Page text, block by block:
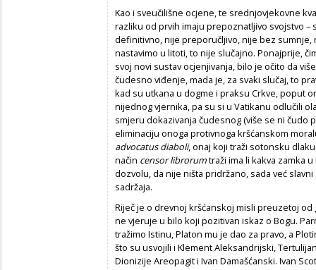
Kao i sveučilišne ocjene, te srednjovjekovne
razliku od prvih imaju prepoznatljivo svojstvo –
definitivno, nije preporučljivo, nije bez sumnje,
nastavimo u litoti, to nije slučajno. Ponajprije,
svoj novi sustav ocjenjivanja, bilo je očito da
čudesno viđenje, mada je, za svaki slučaj, to
kad su utkana u dogme i praksu Crkve, poput
nijednog vjernika, pa su si u Vatikanu odlučili
smjeru dokazivanja čudesnog (više se ni čudo
eliminaciju onoga protivnoga kršćanskom
advocatus diaboli, onaj koji traži sotonsku
način censor librorumtraži ima li kakva zamka
dozvolu, da nije ništa pridržano, sada već slavni
sadržaja.
Riječ je o drevnoj kršćanskoj misli preuzetoj
ne vjeruje u bilo koji pozitivan iskaz o Bogu.
tražimo Istinu, Platon mu je dao za pravo, a
što su usvojili i Klement Aleksandrijski,
Dionizije Areopagit i Ivan Damašćanski. Ivan